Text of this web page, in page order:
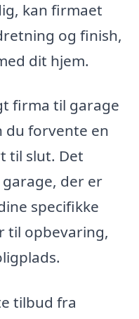
kan firmaet
og finish,
dit hjem.
firma til garage
du forvente en
til slut. Det
der er
specifikke
til opbevaring,
tilbud fra